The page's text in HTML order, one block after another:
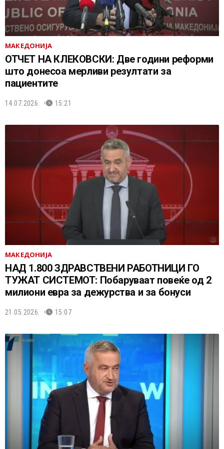
МАКЕДОНИЈА
ОТЧЕТ НА КЛЕКОВСКИ: Две години реформи
што донесоа мерливи резултати за
пациентите
14.07.2026. 15:21
МАКЕДОНИЈА
НАД 1.800 ЗДРАВСТВЕНИ РАБОТНИЦИ ГО
ТУЖАТ СИСТЕМОТ: Побаруваат повеќе од 2
милиони евра за дежурства и за бонуси
21.05.2026. 15:07